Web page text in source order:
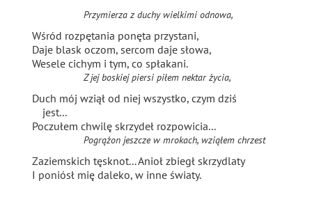
Przymierza z duchywielkimi odnowa,
Wśród rozpętania ponęta przystani,
Daje blask oczom, sercom daje słowa,
Wesele cichym i tym, co spłakani.
Z jej boskiej piersi piłem nektar życia,
Duch mój wziął od niej wszystko, czym dziś
jest...
Poczułem chwilę skrzydeł rozpowicia...
Pogrążon jeszcze w mrokach, wziąłem chrzest
Zaziemskich tęsknot... Anioł zbiegł skrzydlaty
I poniósł mię daleko, w inne światy.